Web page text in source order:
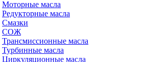
Моторные масла
Редукторные масла
Смазки
СОЖ
Трансмиссионные масла
Турбинные масла
Циркуляционные масла